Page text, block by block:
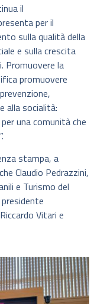
il
per il
sulla qualità della
e sulla crescita
Promuovere la
promuovere
alla socialità:
una comunità che
stampa, a
Claudio Pedrazzini,
e Turismo del
Vitari e